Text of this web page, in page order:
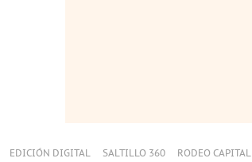
EDICIÓN DIGITAL SALTILLO 360 RODEO CAPITAL